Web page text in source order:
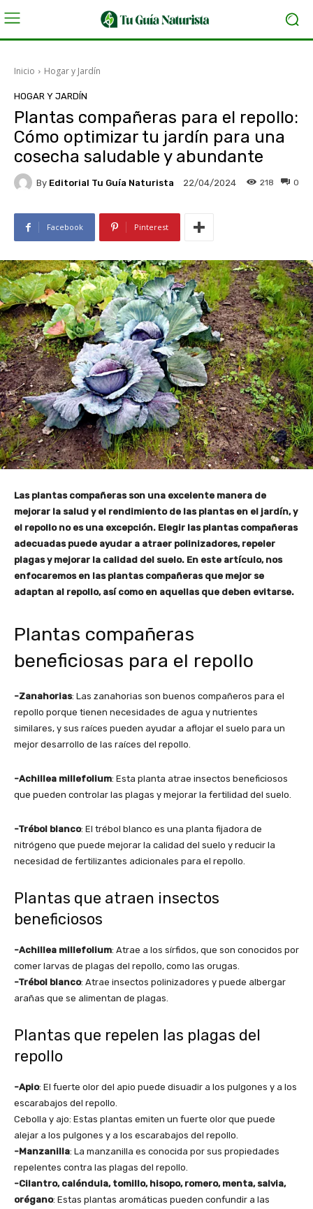
Inicio Hogar y Jardín
HOGAR Y JARDÍN
Plantas compañeras para el repollo:
Cómo optimizar tu jardín para una
cosecha saludable y abundante
By Editorial Tu Guía Naturista 22/04/2024 0
218
Facebook Pinterest
Las plantas compañeras son una excelente manera de
mejorar la salud y el rendimiento de las plantas en el jardín, y
el repollo no es una excepción. Elegir las plantas compañeras
adecuadas puede ayudar a atraer polinizadores, repeler
plagas y mejorar la calidad del suelo. En este artículo, nos
enfocaremos en las plantas compañeras que mejor se
adaptan al repollo, así como en aquellas que deben evitarse.
Plantas compañeras
beneficiosas para el repollo
-Zanahorias: Las zanahorias son buenos compañeros para el
repollo porque tienen necesidades de agua y nutrientes
similares, y sus raíces pueden ayudar a aflojar el suelo para un
mejor desarrollo de las raíces del repollo.
-Achillea millefolium: Esta planta atrae insectos beneficiosos
que pueden controlar las plagas y mejorar la fertilidad del suelo.
-Trébol blanco: El trébol blanco es una planta fijadora de
nitrógeno que puede mejorar la calidad del suelo y reducir la
necesidad de fertilizantes adicionales para el repollo.
Plantas que atraen insectos
beneficiosos
-Achillea millefolium: Atrae a los sírfidos, que son conocidos por
comer larvas de plagas del repollo, como las orugas.
-Trébol blanco: Atrae insectos polinizadores y puede albergar
arañas que se alimentan de plagas.
Plantas que repelen las plagas del
repollo
-Apio: El fuerte olor del apio puede disuadir a los pulgones y a los
escarabajos del repollo.
Cebolla y ajo: Estas plantas emiten un fuerte olor que puede
alejar a los pulgones y a los escarabajos del repollo.
-Manzanilla: La manzanilla es conocida por sus propiedades
repelentes contra las plagas del repollo.
-Cilantro, caléndula, tomillo, hisopo, romero, menta, salvia,
orégano: Estas plantas aromáticas pueden confundir a las